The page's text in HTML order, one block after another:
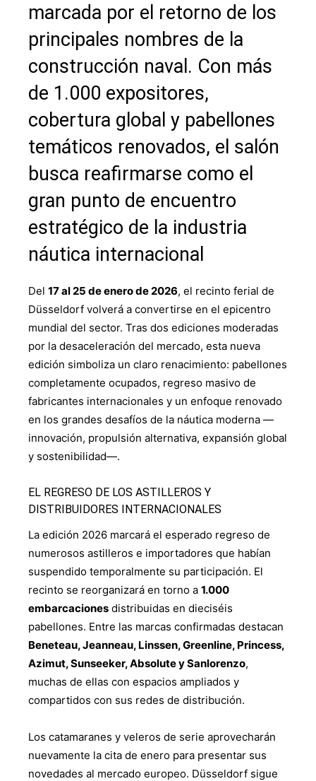
marcada por el retorno de los
principales nombres de la
construcción naval. Con más
de 1.000 expositores,
cobertura global y pabellones
temáticos renovados, el salón
busca reafirmarse como el
gran punto de encuentro
estratégico de la industria
náutica internacional
Del 17 al 25 de enero de 2026, el recinto ferial de
Düsseldorf volverá a convertirse en el epicentro
mundial del sector. Tras dos ediciones moderadas
por la desaceleración del mercado, esta nueva
edición simboliza un claro renacimiento: pabellones
completamente ocupados, regreso masivo de
fabricantes internacionales y un enfoque renovado
en los grandes desafíos de la náutica moderna —
innovación, propulsión alternativa, expansión global
y sostenibilidad—.
EL REGRESO DE LOS ASTILLEROS Y
DISTRIBUIDORES INTERNACIONALES
La edición 2026 marcará el esperado regreso de
numerosos astilleros e importadores que habían
suspendido temporalmente su participación. El
recinto se reorganizará en torno a 1.000
embarcaciones distribuidas en dieciséis
pabellones. Entre las marcas confirmadas destacan
Beneteau, Jeanneau, Linssen, Greenline, Princess,
Azimut, Sunseeker, Absolute y Sanlorenzo,
muchas de ellas con espacios ampliados y
compartidos con sus redes de distribución.
Los catamaranes y veleros de serie aprovecharán
nuevamente la cita de enero para presentar sus
novedades al mercado europeo. Düsseldorf sigue